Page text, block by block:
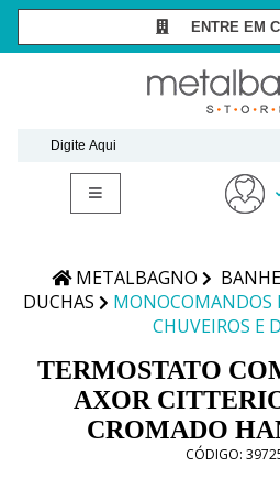
ENTRE EM
SÃO PAULO -
RIO DE JANEIRO -
METALBAGNO
DUCHAS
MONOCOMANDOS
CHUVEIROS E
TERMOSTATO
AXOR
CROMADO
CÓDIGO: